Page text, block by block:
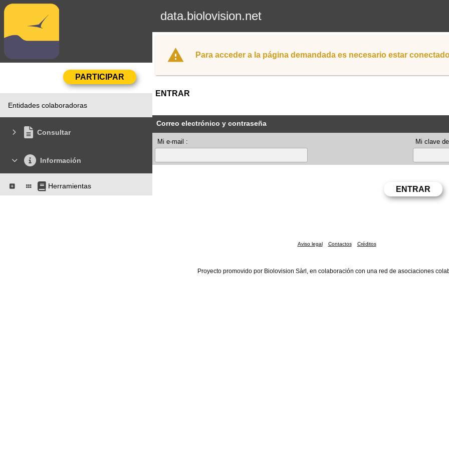
data.biolovision.net
Entidades colaboradoras
Consultar
Información
Herramientas
Para acceder a la página demandada es necesario estar
ENTRAR
Correo electrónico y contraseña
Mi e-mail : Mi clave
Aviso legal Contactos Créditos
Proyecto promovido por Biolovision Sàrl, en colaboración con una red de asociaciones